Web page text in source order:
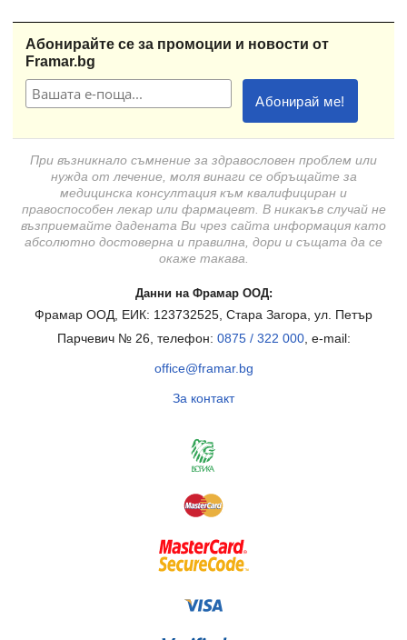
Абонирайте се за промоции и новости от
Framar.bg
При възникнало съмнение за здравословен проблем или
нужда от лечение, моля винаги се обръщайте за
медицинска консултация към квалифициран и
правоспособен лекар или фармацевт. В никакъв случай не
възприемайте дадената Ви чрез сайта информация като
абсолютно достоверна и правилна, дори и същата да се
окаже такава.
Данни на Фрамар ООД:
Фрамар ООД, ЕИК: 123732525, Стара Загора, ул. Петър
Парчевич № 26, телефон: 0875 / 322 000, e-mail:
office@framar.bg
За контакт